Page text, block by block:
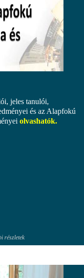
jeles tanulói,
és az Alapfokú
olvashatók.
részletek